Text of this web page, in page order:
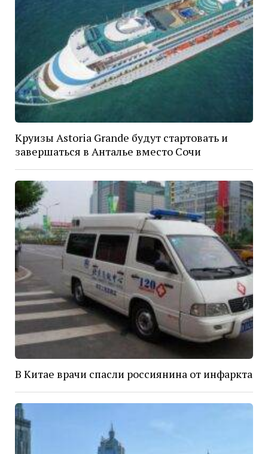
Круизы Astoria Grande будут стартовать и
завершаться в Анталье вместо Сочи
В Китае врачи спасли россиянина от инфаркта